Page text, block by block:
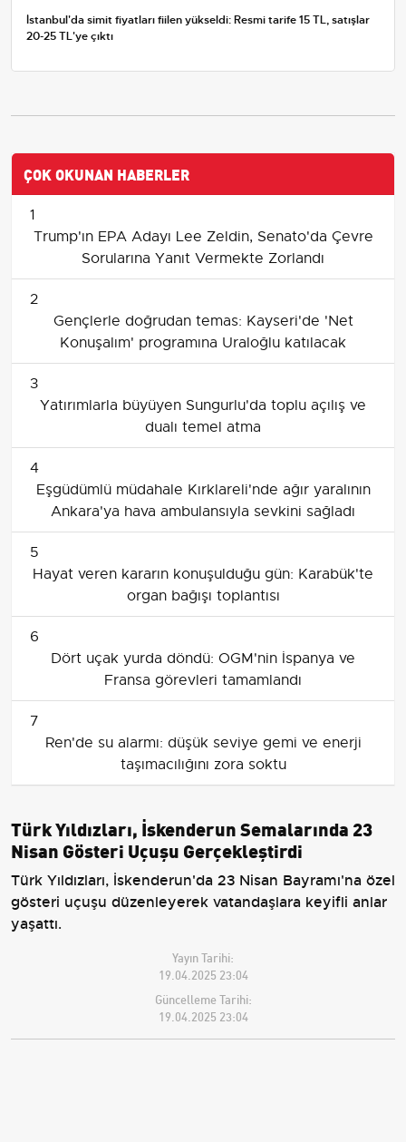
İstanbul'da simit fiyatları fiilen yükseldi: Resmi tarife 15 TL, satışlar
20-25 TL'ye çıktı
ÇOK OKUNAN HABERLER
1
Trump'ın EPA Adayı Lee Zeldin, Senato'da Çevre
Sorularına Yanıt Vermekte Zorlandı
2
Gençlerle doğrudan temas: Kayseri'de 'Net
Konuşalım' programına Uraloğlu katılacak
3
Yatırımlarla büyüyen Sungurlu'da toplu açılış ve
dualı temel atma
4
Eşgüdümlü müdahale Kırklareli'nde ağır yaralının
Ankara'ya hava ambulansıyla sevkini sağladı
5
Hayat veren kararın konuşulduğu gün: Karabük'te
organ bağışı toplantısı
6
Dört uçak yurda döndü: OGM'nin İspanya ve
Fransa görevleri tamamlandı
7
Ren'de su alarmı: düşük seviye gemi ve enerji
taşımacılığını zora soktu
Türk Yıldızları, İskenderun Semalarında 23
Nisan Gösteri Uçuşu Gerçekleştirdi
Türk Yıldızları, İskenderun'da 23 Nisan Bayramı'na özel
gösteri uçuşu düzenleyerek vatandaşlara keyifli anlar
yaşattı.
Yayın Tarihi:
19.04.2025 23:04
Güncelleme Tarihi:
19.04.2025 23:04